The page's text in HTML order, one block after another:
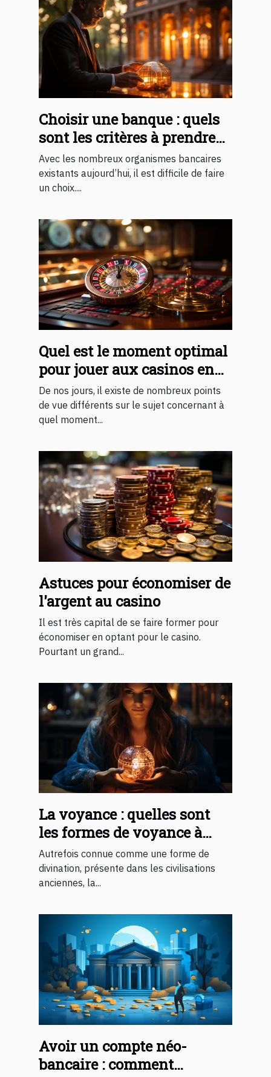
Choisir une banque : quels
sont les critères à prendre
en compte ?
Avec les nombreux organismes bancaires
existants aujourd’hui, il est difficile de faire
un choix....
Quel est le moment optimal
pour jouer aux casinos en
ligne ?
De nos jours, il existe de nombreux points
de vue différents sur le sujet concernant à
quel moment...
Astuces pour économiser de
l'argent au casino
Il est très capital de se faire former pour
économiser en optant pour le casino.
Pourtant un grand...
La voyance : quelles sont
les formes de voyance à
connaître ?
Autrefois connue comme une forme de
divination, présente dans les civilisations
anciennes, la...
Avoir un compte néo-
bancaire : comment